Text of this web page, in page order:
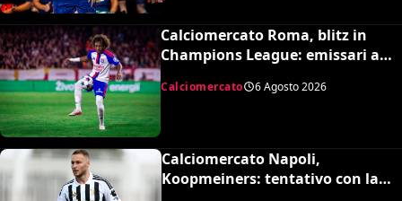
Calciomercato Roma, blitz in
Champions League: emissari a
Calciomercato 6 Agosto 2026
Calciomercato Napoli,
Koopmeiners: tentativo con la